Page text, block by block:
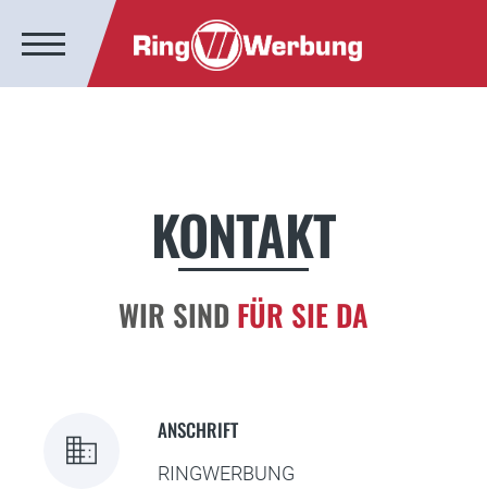
KONTAKT
WIR SIND FÜR SIE DA
business ANSCHRIFT
RINGWERBUNG